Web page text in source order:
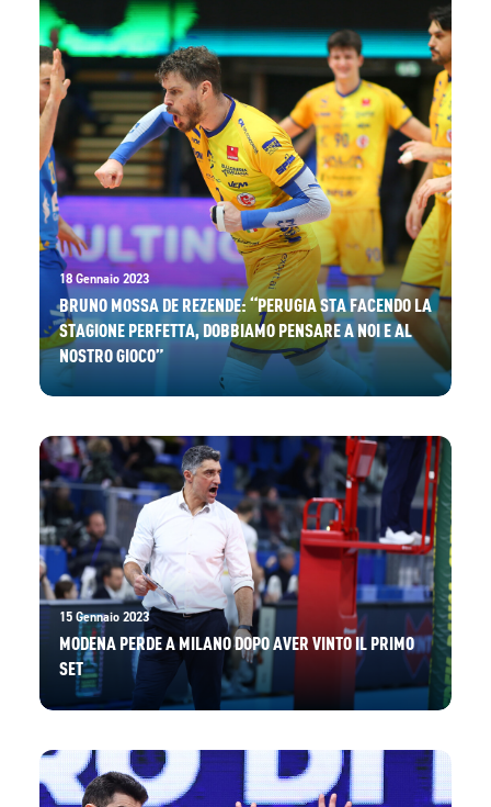
18 Gennaio 2023
BRUNO MOSSA DE REZENDE: “PERUGIA STA FACENDO LA
STAGIONE PERFETTA, DOBBIAMO PENSARE A NOI E AL
NOSTRO GIOCO”
15 Gennaio 2023
MODENA PERDE A MILANO DOPO AVER VINTO IL PRIMO
SET